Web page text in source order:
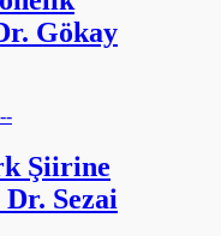
Gökay
Şiirine
Dr. Sezai